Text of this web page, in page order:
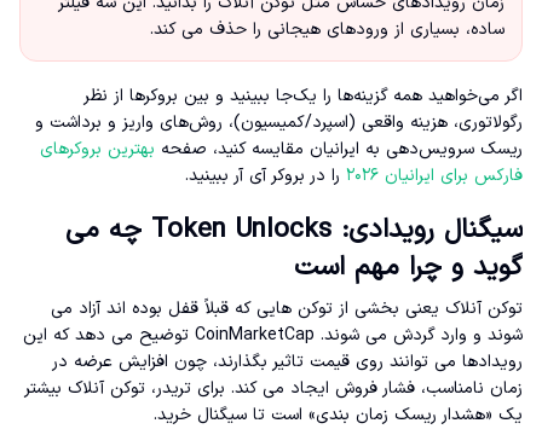
ساده، بسیاری از ورودهای هیجانی را حذف می کند.
اگر می‌خواهید همه گزینه‌ها را یک‌جا ببینید و بین بروکرها از نظر
رگولاتوری، هزینه واقعی (اسپرد/کمیسیون)، روش‌های واریز و برداشت و
ریسک سرویس‌دهی به ایرانیان مقایسه کنید، صفحه بهترین بروکرهای
فارکس برای ایرانیان ۲۰۲۶
را در بروکر آی آر ببینید.
سیگنال رویدادی: Token Unlocks چه می
گوید و چرا مهم است
توکن آنلاک یعنی بخشی از توکن هایی که قبلاً قفل بوده اند آزاد می
شوند و وارد گردش می شوند. CoinMarketCap توضیح می دهد که این
رویدادها می توانند روی قیمت تاثیر بگذارند، چون افزایش عرضه در
زمان نامناسب، فشار فروش ایجاد می کند. برای تریدر، توکن آنلاک بیشتر
یک «هشدار ریسک زمان بندی» است تا سیگنال خرید.